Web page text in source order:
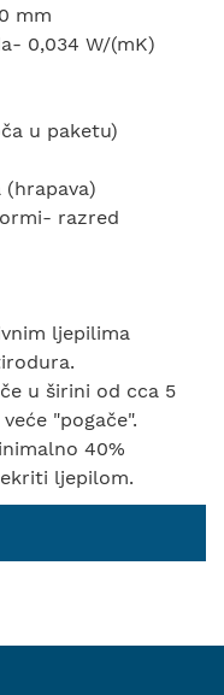
mm
0,034 W/(mK)
u paketu)
razred
ljepilima
u širini od cca 5
"pogače".
40%
ljepilom.